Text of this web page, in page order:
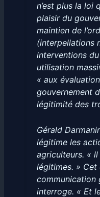
n’est plus la loi
plaisir du
maintien de
(interpellations
interventions
utilisation
« aux
gouvernement
légitimité des
Gérald
légitime les
agriculteurs. «
légitimes. » Cet
communication
interroge. « Et